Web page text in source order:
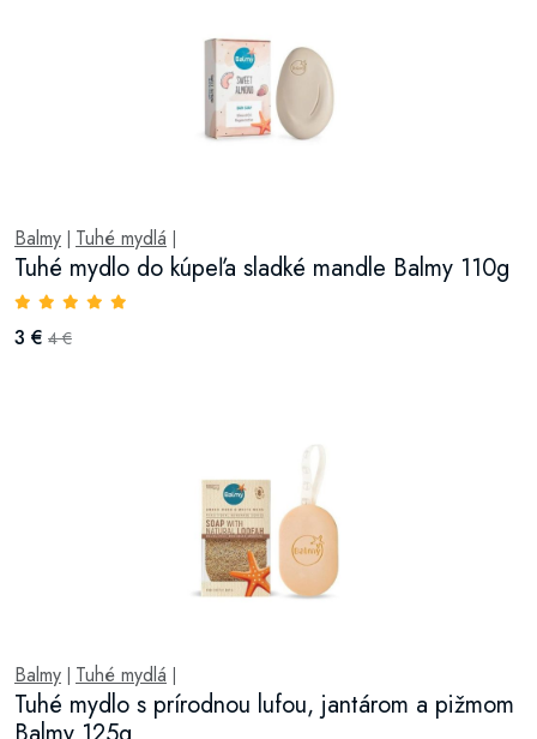
Balmy Tuhé mydlá
Tuhé mydlo do kúpeľa sladké mandle Balmy 110g
3 € 4 €
Balmy Tuhé mydlá
Tuhé mydlo s prírodnou lufou, jantárom a pižmom